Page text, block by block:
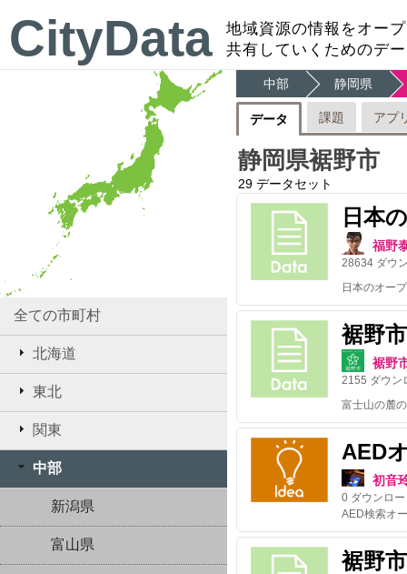
CityData
地域資源の情報をオー
共有していくためのデ
全ての市町村
北海道
東北
関東
中部
新潟県
富山県
中部 静岡県
データ 課題 アプ
静岡県裾野市
29 データセット
日本
福野
28634 ダウ
裾野
裾野
2155 ダウン
AED
初音
0 ダウンロ
裾野